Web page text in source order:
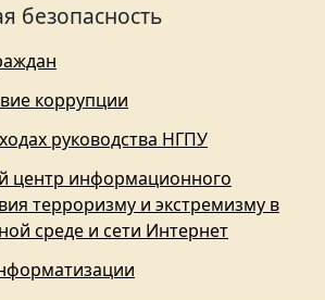
безопасность
коррупции
руководства НГПУ
центр информационного
терроризму и экстремизму в
среде и сети Интернет